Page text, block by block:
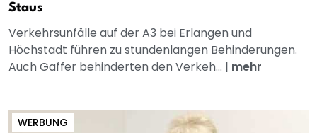
Staus
Verkehrsunfälle auf der A3 bei Erlangen und
Höchstadt führen zu stundenlangen Behinderungen.
Auch Gaffer behinderten den Verkeh... | mehr
WERBUNG